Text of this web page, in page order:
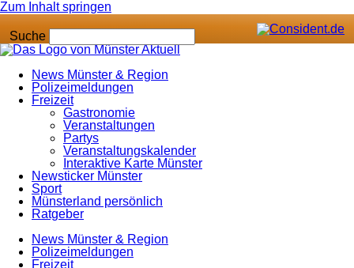
Zum Inhalt springen
Suche
News Münster & Region
Polizeimeldungen
Freizeit
Gastronomie
Veranstaltungen
Partys
Veranstaltungskalender
Interaktive Karte Münster
Newsticker Münster
Sport
Münsterland persönlich
Ratgeber
News Münster & Region
Polizeimeldungen
Freizeit